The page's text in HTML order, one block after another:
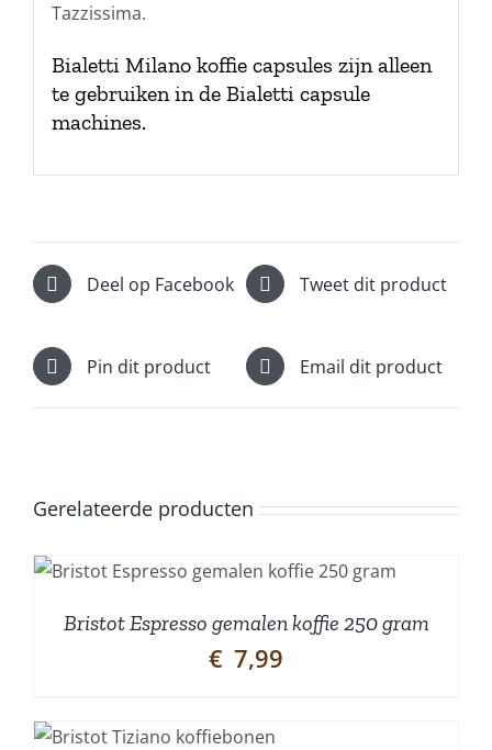
Tazzissima.
Bialetti Milano koffie capsules zijn alleen
te gebruiken in de Bialetti capsule
machines.
Deel op Facebook Tweet dit product
Pin dit product Email dit product
Gerelateerde producten
Bristot Espresso gemalen koffie 250 gram
€ 7,99